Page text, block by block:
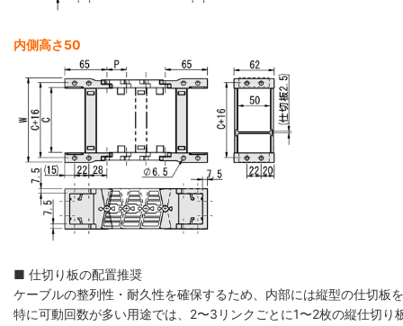
内側高さ50
■ 仕切り板の配置推奨
ケーブルの整列性・耐久性を確保するため、内部には縦型の仕切板
特に可動回数が多い用途では、2〜3リンクごとに1〜2枚の縦仕切